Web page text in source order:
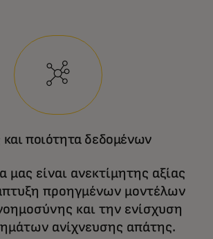
και ποιότητα δεδομένων
μας είναι ανεκτίμητης αξίας
προηγμένων μοντέλων
και την ενίσχυση
ανίχνευσης απάτης.